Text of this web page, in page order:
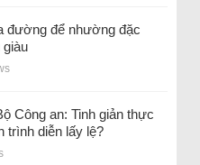
đường để nhường đặc
Công an: Tinh giản thực
trình diễn lấy lệ?